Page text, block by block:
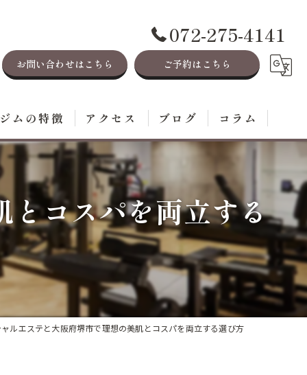
072-275-4141
お問い合わせはこちら ご予約はこちら
ムの特徴
ーニング
エット
テ
アクセス ブログ コラム
とコスパを両立する
ルエステと大阪府堺市で理想の美肌とコスパを両立する選び方